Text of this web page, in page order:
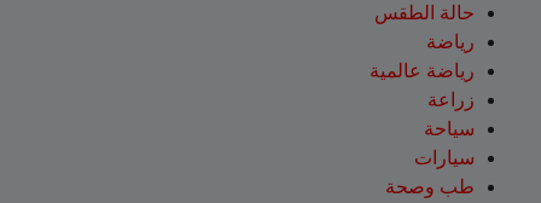
حالة الطقس
رياضة
رياضة عالمية
زراعة
سياحة
سيارات
طب وصحة